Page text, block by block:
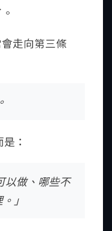
走向第三條
：
以做、哪些不
」